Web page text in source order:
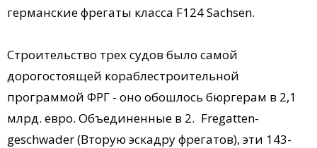
германские фрегаты класса F124 Sachsen.
Строительство трех судов было самой
дорогостоящей кораблестроительной
программой ФРГ - оно обошлось бюргерам в 2,1
млрд. евро. Объединенные в 2. Fre­gat­ten­
geschwader (Вторую эскадру фрегатов), эти 143-